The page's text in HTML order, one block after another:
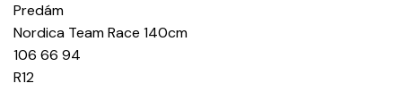
Predám
Nordica Team Race 140cm
106 66 94
R12